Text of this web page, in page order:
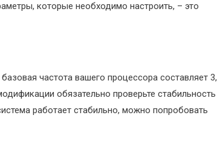
которые необходимо настроить, – это
частота вашего процессора составляет
обязательно проверьте стабильность
работает стабильно, можно попробовать